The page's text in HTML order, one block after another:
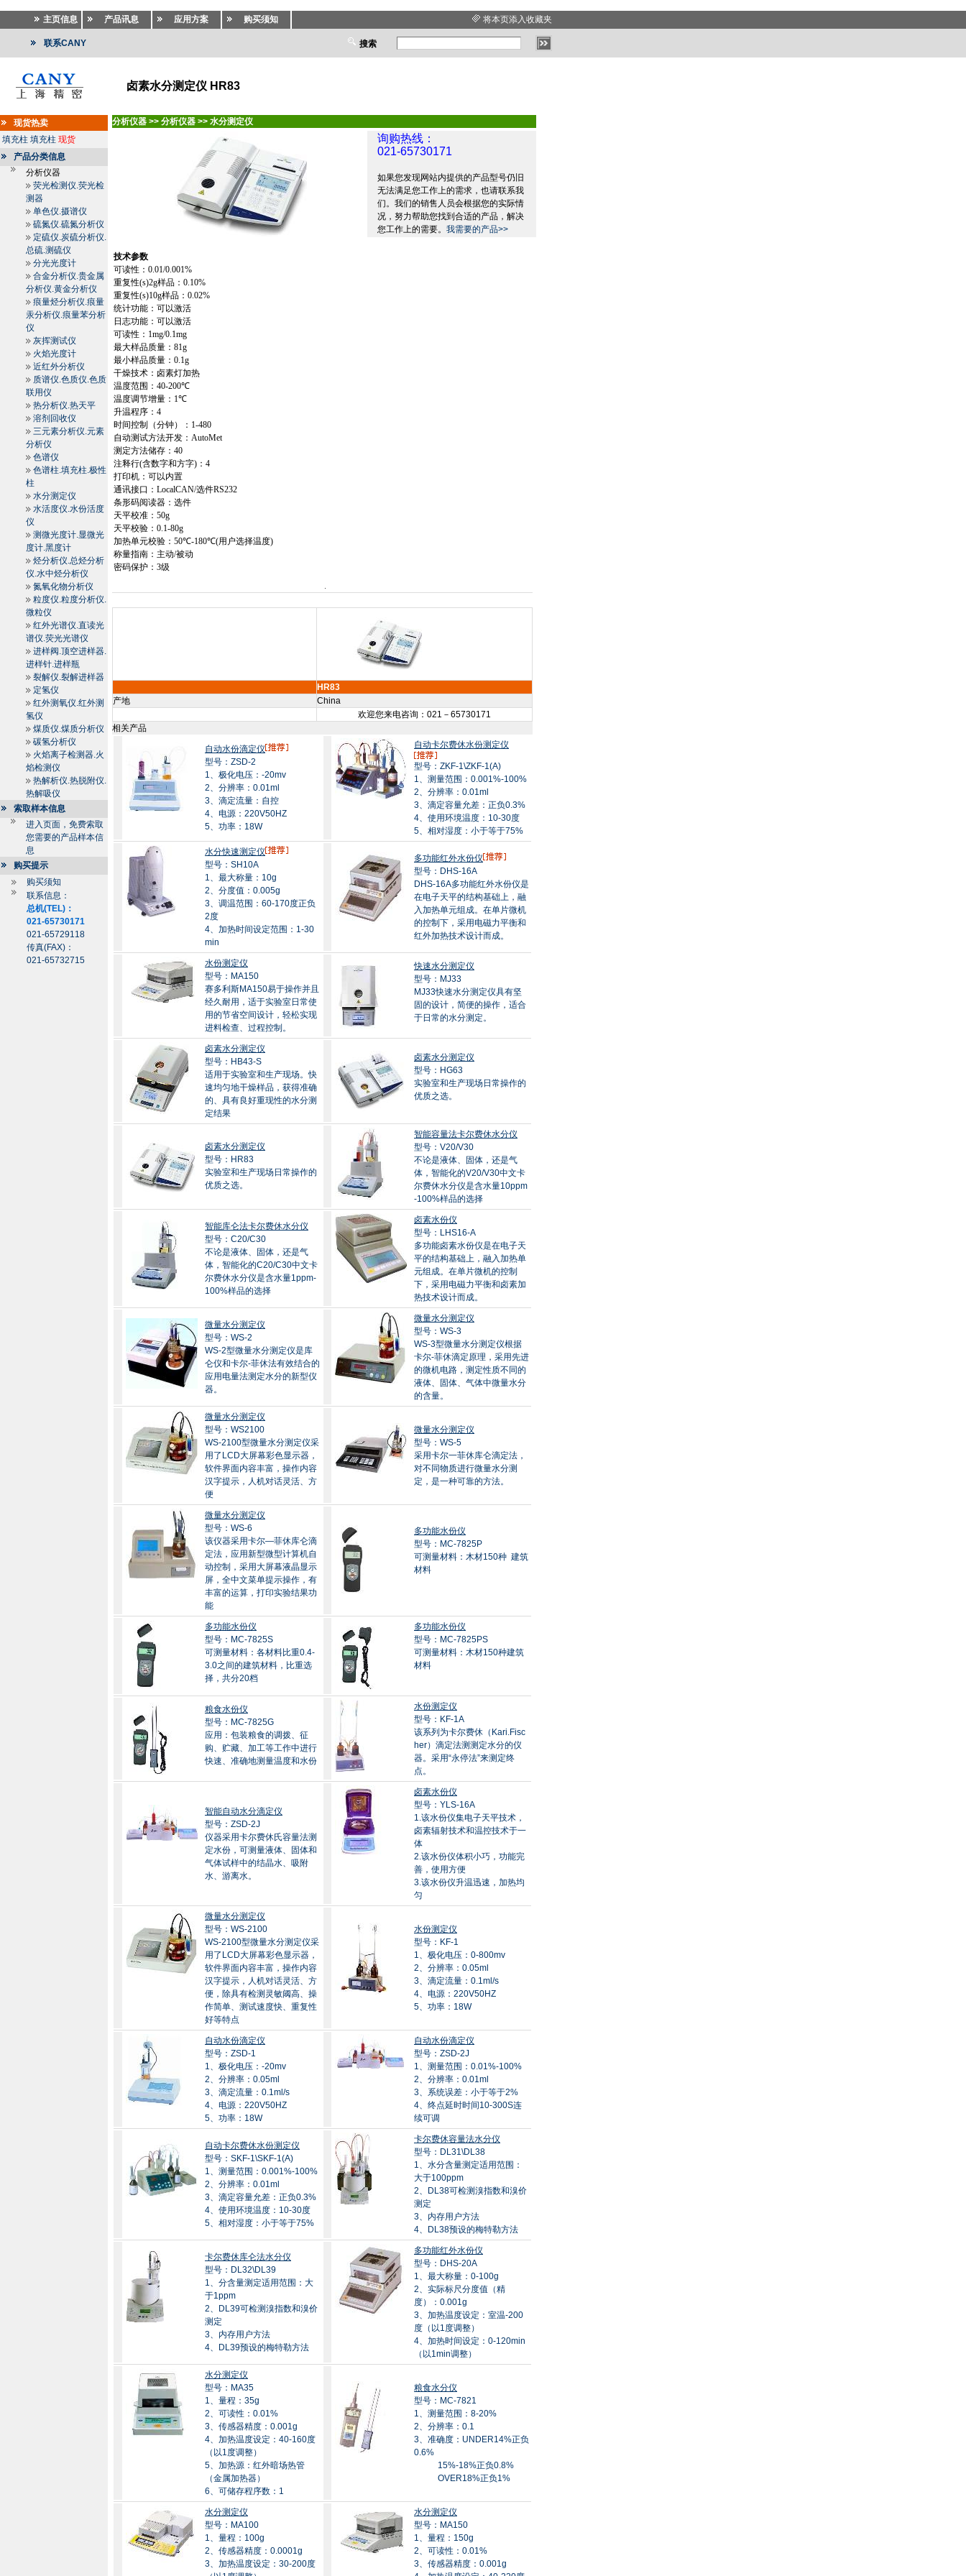
主页信息 产品讯息 应用方案 购买须知 将本页添入收藏夹
联系CANY 搜索
卤素水分测定仪 HR83
现货热卖
填充柱 填充柱 现货
产品分类信息
分析仪器
荧光检测仪.荧光检
测器
单色仪.摄谱仪
硫氮仪.硫氮分析仪
定硫仪.炭硫分析仪.
总硫.测硫仪
分光光度计
合金分析仪.贵金属
分析仪.黄金分析仪
痕量烃分析仪.痕量
汞分析仪.痕量苯分析
仪
灰挥测试仪
火焰光度计
近红外分析仪
质谱仪.色质仪.色质
联用仪
热分析仪.热天平
溶剂回收仪
三元素分析仪.元素
分析仪
色谱仪
色谱柱.填充柱.极性
柱
水分测定仪
水活度仪.水份活度
仪
测微光度计.显微光
度计.黑度计
烃分析仪.总烃分析
仪.水中烃分析仪
氮氧化物分析仪
粒度仪.粒度分析仪.
微粒仪
红外光谱仪.直读光
谱仪.荧光光谱仪
进样阀.顶空进样器.
进样针.进样瓶
裂解仪.裂解进样器
定氢仪
红外测氧仪.红外测
氢仪
煤质仪.煤质分析仪
碳氢分析仪
火焰离子检测器.火
焰检测仪
热解析仪.热脱附仪.
热解吸仪
索取样本信息
进入页面，免费索取
您需要的产品样本信
息
购买提示
购买须知
联系信息：
总机(TEL)：
021-65730171
021-65729118
传真(FAX)：
021-65732715
分析仪器 >> 分析仪器 >> 水分测定仪
询购热线：
021-65730171
如果您发现网站内提供的产品型号仍旧
无法满足您工作上的需求，也请联系我
们。我们的销售人员会根据您的实际情
况，努力帮助您找到合适的产品，解决
您工作上的需要。 我需要的产品>>
技术参数
可读性： 0.01/0.001%
重复性(s)2g样品： 0.10%
重复性(s)10g样品： 0.02%
统计功能：可以激活
日志功能：可以激活
可读性： 1mg/0.1mg
最大样品质量： 81g
最小样品质量： 0.1g
干燥技术：卤素灯加热
温度范围： 40-200℃
温度调节增量： 1℃
升温程序： 4
时间控制（分钟）： 1-480
自动测试方法开发： AutoMet
测定方法储存： 40
注释行(含数字和方字) ： 4
打印机：可以内置
通讯接口： LocalCAN/选件RS232
条形码阅读器：选件
天平校准： 50g
天平校验： 0.1-80g
加热单元校验： 50℃-180℃(用户选择温度)
称量指南：主动/被动
密码保护： 3级
HR83
产地
China
欢迎您来电咨询：021－65730171
相关产品
自动水份滴定仪
型号：ZSD-2
1、极化电压：-20mv
2、分辨率：0.01ml
3、滴定流量：自控
4、电源：220V50HZ
5、功率：18W
自动卡尔费休水份测定仪
型号：ZKF-1\ZKF-1(A)
1、测量范围：0.001%-100%
2、分辨率：0.01ml
3、滴定容量允差：正负0.3%
4、使用环境温度：10-30度
5、相对湿度：小于等于75%
水分快速测定仪
型号：SH10A
1、最大称量：10g
2、分度值：0.005g
3、调温范围：60-170度正负
2度
4、加热时间设定范围：1-30
min
多功能红外水份仪
型号：DHS-16A
DHS-16A多功能红外水份仪是
在电子天平的结构基础上，融
入加热单元组成。在单片微机
的控制下，采用电磁力平衡和
红外加热技术设计而成。
水份测定仪
型号：MA150
赛多利斯MA150易于操作并且
经久耐用，适于实验室日常使
用的节省空间设计，轻松实现
进料检查、过程控制。
快速水分测定仪
型号：MJ33
MJ33快速水分测定仪具有坚
固的设计，简便的操作，适合
于日常的水分测定。
卤素水分测定仪
型号：HB43-S
适用于实验室和生产现场。快
速均匀地干燥样品，获得准确
的、具有良好重现性的水分测
定结果
卤素水分测定仪
型号：HG63
实验室和生产现场日常操作的
优质之选。
卤素水分测定仪
型号：HR83
实验室和生产现场日常操作的
优质之选。
智能容量法卡尔费休水分仪
型号：V20/V30
不论是液体、固体，还是气
体，智能化的V20/V30中文卡
尔费休水分仪是含水量10ppm
-100%样品的选择
智能库仑法卡尔费休水分仪
型号：C20/C30
不论是液体、固体，还是气
体，智能化的C20/C30中文卡
尔费休水分仪是含水量1ppm-
100%样品的选择
卤素水份仪
型号：LHS16-A
多功能卤素水份仪是在电子天
平的结构基础上，融入加热单
元组成。在单片微机的控制
下，采用电磁力平衡和卤素加
热技术设计而成。
微量水分测定仪
型号：WS-2
WS-2型微量水分测定仪是库
仑仪和卡尔-菲休法有效结合的
应用电量法测定水分的新型仪
器。
微量水分测定仪
型号：WS-3
WS-3型微量水分测定仪根据
卡尔-菲休滴定原理，采用先进
的微机电路，测定性质不同的
液体、固体、气体中微量水分
的含量。
微量水分测定仪
型号：WS2100
WS-2100型微量水分测定仪采
用了LCD大屏幕彩色显示器，
软件界面内容丰富，操作内容
汉字提示，人机对话灵活、方
便
微量水分测定仪
型号：WS-5
采用卡尔一菲休库仑滴定法，
对不同物质进行微量水分测
定，是一种可靠的方法。
微量水分测定仪
型号：WS-6
该仪器采用卡尔—菲休库仑滴
定法，应用新型微型计算机自
动控制，采用大屏幕液晶显示
屏，全中文菜单提示操作，有
丰富的运算，打印实验结果功
能
多功能水份仪
型号：MC-7825P
可测量材料：木材150种 建筑
材料
多功能水份仪
型号：MC-7825S
可测量材料：各材料比重0.4-
3.0之间的建筑材料，比重选
择，共分20档
多功能水份仪
型号：MC-7825PS
可测量材料：木材150种建筑
材料
粮食水份仪
型号：MC-7825G
应用：包装粮食的调拨、征
购、贮藏、加工等工作中进行
快速、准确地测量温度和水份
水份测定仪
型号：KF-1A
该系列为卡尔费休（Kari.Fisc
her）滴定法测测定水分的仪
器。采用“永停法”来测定终
点。
智能自动水分滴定仪
型号：ZSD-2J
仪器采用卡尔费休氏容量法测
定水份，可测量液体、固体和
气体试样中的结晶水、吸附
水、游离水。
卤素水份仪
型号：YLS-16A
1.该水份仪集电子天平技术，
卤素辐射技术和温控技术于一
体
2.该水份仪体积小巧，功能完
善，使用方便
3.该水份仪升温迅速，加热均
匀
微量水分测定仪
型号：WS-2100
WS-2100型微量水分测定仪采
用了LCD大屏幕彩色显示器，
软件界面内容丰富，操作内容
汉字提示，人机对话灵活、方
便，除具有检测灵敏阈高、操
作简单、测试速度快、重复性
好等特点
水份测定仪
型号：KF-1
1、极化电压：0-800mv
2、分辨率：0.05ml
3、滴定流量：0.1ml/s
4、电源：220V50HZ
5、功率：18W
自动水份滴定仪
型号：ZSD-1
1、极化电压：-20mv
2、分辨率：0.05ml
3、滴定流量：0.1ml/s
4、电源：220V50HZ
5、功率：18W
自动水份滴定仪
型号：ZSD-2J
1、测量范围：0.01%-100%
2、分辨率：0.01ml
3、系统误差：小于等于2%
4、终点延时时间10-300S连
续可调
自动卡尔费休水份测定仪
型号：SKF-1\SKF-1(A)
1、测量范围：0.001%-100%
2、分辨率：0.01ml
3、滴定容量允差：正负0.3%
4、使用环境温度：10-30度
5、相对湿度：小于等于75%
卡尔费休容量法水分仪
型号：DL31\DL38
1、水分含量测定适用范围：
大于100ppm
2、DL38可检测溴指数和溴价
测定
3、内存用户方法
4、DL38预设的梅特勒方法
卡尔费休库仑法水分仪
型号：DL32\DL39
1、分含量测定适用范围：大
于1ppm
2、DL39可检测溴指数和溴价
测定
3、内存用户方法
4、DL39预设的梅特勒方法
多功能红外水份仪
型号：DHS-20A
1、最大称量：0-100g
2、实际标尺分度值（精
度）：0.001g
3、加热温度设定：室温-200
度（以1度调整）
4、加热时间设定：0-120min
（以1min调整）
水分测定仪
型号：MA35
1、量程：35g
2、可读性：0.01%
3、传感器精度：0.001g
4、加热温度设定：40-160度
（以1度调整）
5、加热源：红外暗场热管
（金属加热器）
6、可储存程序数：1
粮食水分仪
型号：MC-7821
1、测量范围：8-20%
2、分辨率：0.1
3、准确度：UNDER14%正负
0.6%
15%-18%正负0.8%
OVER18%正负1%
水分测定仪
型号：MA100
1、量程：100g
2、传感器精度：0.0001g
3、加热温度设定：30-200度
水分测定仪
型号：MA150
1、量程：150g
2、可读性：0.01%
3、传感器精度：0.001g